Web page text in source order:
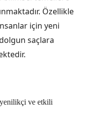
Özellikle
için yeni
saçlara
ve etkili